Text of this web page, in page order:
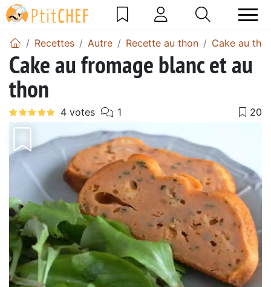
Recettes Autre Recette au thon Cake au
Cake au fromage blanc et au
thon